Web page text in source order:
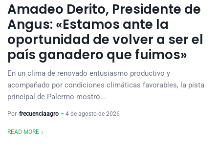
Amadeo Derito, Presidente de
Angus: «Estamos ante la
oportunidad de volver a ser el
país ganadero que fuimos»
En un clima de renovado entusiasmo productivo y
acompañado por condiciones climáticas favorables, la pista
principal de Palermo mostró...
Por frecuenciaagro 4 de agosto de 2026
READ MORE